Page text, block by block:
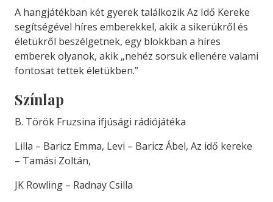
A hangjátékban két gyerek találkozik Az Idő Kereke
segítségével híres emberekkel, akik a sikerükről és
életükről beszélgetnek, egy blokkban a híres
emberek olyanok, akik „nehéz sorsuk ellenére valami
fontosat tettek életükben.”
Színlap
B. Török Fruzsina ifjúsági rádiójátéka
Lilla – Baricz Emma, Levi – Baricz Ábel, Az idő kereke
– Tamási Zoltán,
JK Rowling – Radnay Csilla